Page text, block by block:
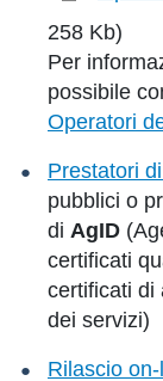
258 Kb)
​​​​​Per
possibile
Operatori
Prestatori
pubblici o
di AgID
certificati
certificati di
dei servizi)
Rilascio